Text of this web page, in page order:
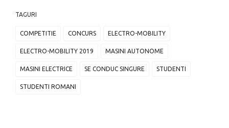
TAGURI
COMPETITIE CONCURS ELECTRO-MOBILITY
ELECTRO-MOBILITY 2019 MASINI AUTONOME
MASINI ELECTRICE SE CONDUC SINGURE STUDENTI
STUDENTI ROMANI